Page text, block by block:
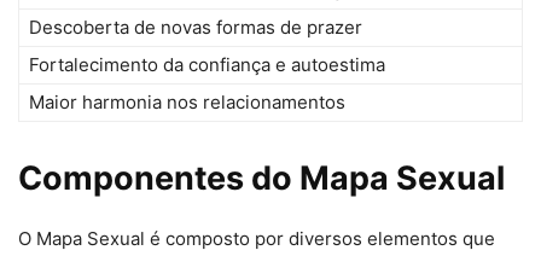
Descoberta de novas formas de prazer
Fortalecimento da confiança e autoestima
Maior harmonia nos relacionamentos
Componentes do Mapa Sexual
O Mapa Sexual é composto por diversos elementos que